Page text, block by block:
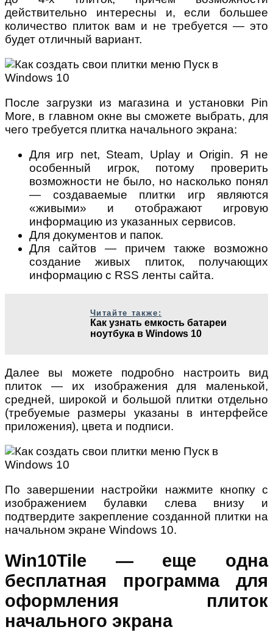
действительно интересны и, если большее
количество плиток вам и не требуется — это
будет отличный вариант.
После загрузки из магазина и установки Pin
More, в главном окне вы сможете выбрать, для
чего требуется плитка начального экрана:
Для игр net, Steam, Uplay и Origin. Я не
особенный игрок, потому проверить
возможности не было, но насколько понял
— создаваемые плитки игр являются
«живыми» и отображают игровую
информацию из указанных сервисов.
Для документов и папок.
Для сайтов — причем также возможно
создание живых плиток, получающих
информацию с RSS ленты сайта.
Читайте также:
Как узнать емкость батареи
ноутбука в Windows 10
Далее вы можете подробно настроить вид
плиток — их изображения для маленькой,
средней, широкой и большой плитки отдельно
(требуемые размеры указаны в интерфейсе
приложения), цвета и подписи.
По завершении настройки нажмите кнопку с
изображением булавки слева внизу и
подтвердите закрепление созданной плитки на
начальном экране Windows 10.
Win10Tile — еще одна
бесплатная программа для
оформления плиток
начального экрана